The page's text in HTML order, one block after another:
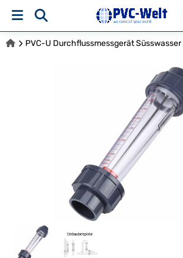
PVC-U Durchflussmessgerät Süsswasser